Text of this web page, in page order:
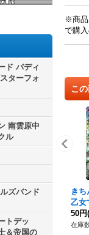
ド バディ
ターフォ
南雲原中
ル
ズバンド
トデッ
＆帝国の
※商品
で購
こ
き
乙女
{DZ-
リカ
50円
在庫